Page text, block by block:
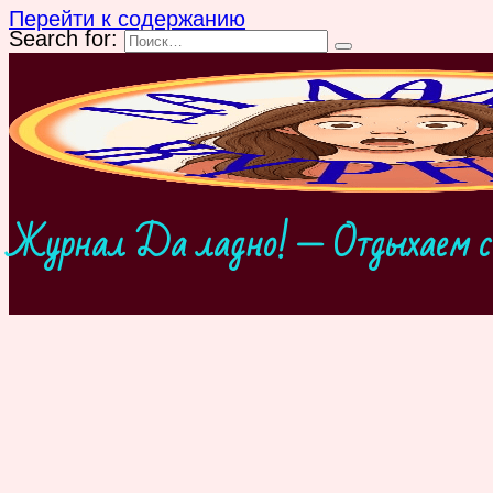
Перейти к содержанию
Search for:
Журнал Да ладно! — Отдыхаем с